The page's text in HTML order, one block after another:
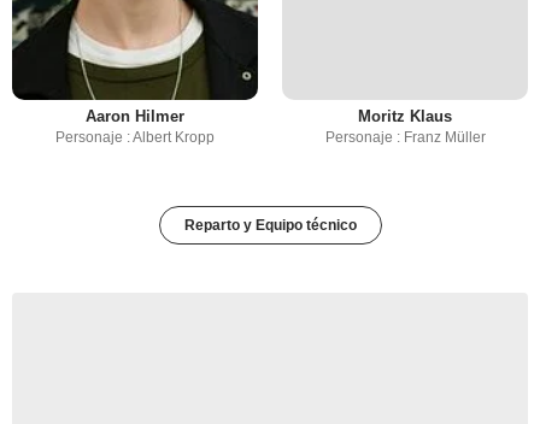
Aaron Hilmer
Personaje : Albert Kropp
Moritz Klaus
Personaje : Franz Müller
Reparto y Equipo técnico